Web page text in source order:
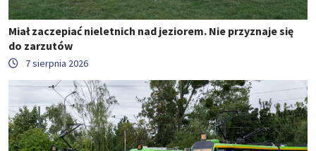
Miał zaczepiać nieletnich nad jeziorem. Nie przyznaje się
do zarzutów
7 sierpnia 2026